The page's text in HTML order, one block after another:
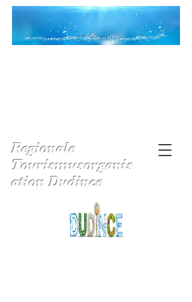
Regionale
Tourismusorganis
ation Dudince